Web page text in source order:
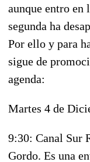
aunque entro en
segunda ha
Por ello y para
sigue de
agenda:
Martes 4 de
9:30: Canal Sur
Gordo. Es una